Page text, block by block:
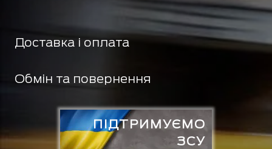
Доставка і оплата
Обмін та повернення
ПІДТРИМУЄМО
ЗСУ